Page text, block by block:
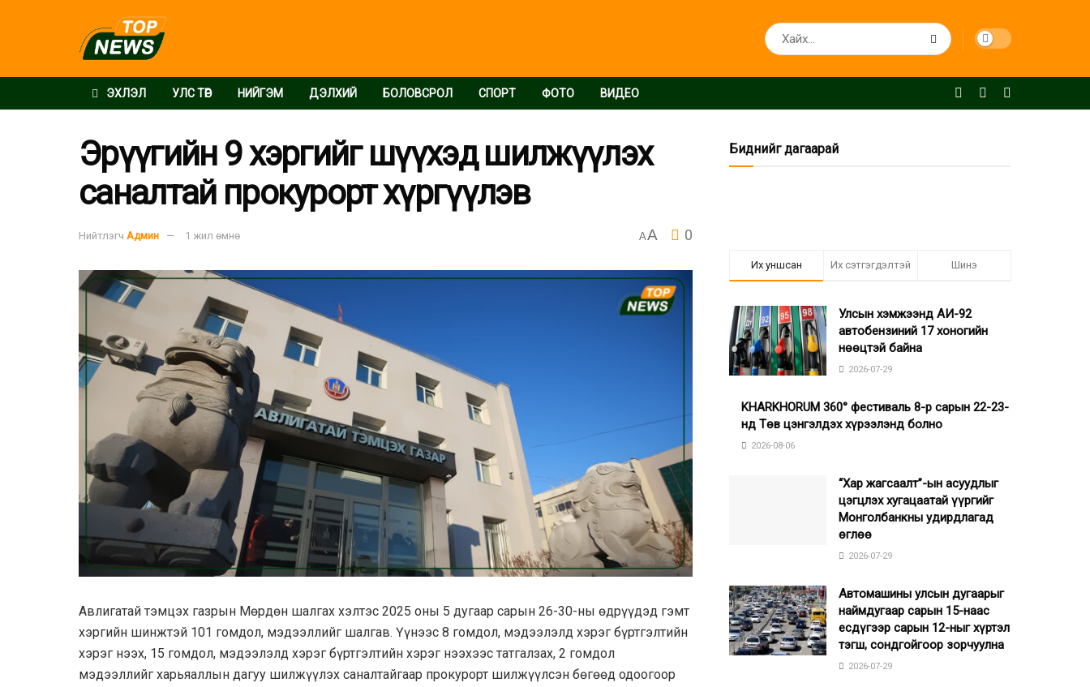
ЭХЛЭЛ УЛС ТӨР НИЙГЭМ ДЭЛХИЙ БОЛОВСРОЛ СПОРТ ФОТО ВИДЕО
Эрүүгийн 9 хэргийг шүүхэд шилжүүлэх
саналтай прокурорт хүргүүлэв
Нийтлэгч Админ 1 жил өмнө AA 0
Авлигатай тэмцэх газрын Мөрдөн шалгах хэлтэс 2025 оны 5 дугаар сарын 26-30-ны өдрүүдэд гэмт
хэргийн шинжтэй 101 гомдол, мэдээллийг шалгав. Үүнээс 8 гомдол, мэдээлэлд хэрэг бүртгэлтийн
хэрэг нээх, 15 гомдол, мэдээлэлд хэрэг бүртгэлтийн хэрэг нээхээс татгалзах, 2 гомдол
мэдээллийг харьяаллын дагуу шилжүүлэх саналтайгаар прокурорт шилжүүлсэн бөгөөд одоогоор
Биднийг дагаарай
Их уншсан Их сэтгэгдэлтэй Шинэ
Улсын хэмжээнд АИ-92
автобензиний 17 хоногийн
нөөцтэй байна
2026-07-29
KHARKHORUM 360° фестиваль 8-р сарын 22-23-
нд Төв цэнгэлдэх хүрээлэнд болно
2026-08-06
“Хар жагсаалт”-ын асуудлыг
цэгцлэх хугацаатай үүргийг
Монголбанкны удирдлагад
өглөө
2026-07-29
Автомашины улсын дугаарыг
наймдугаар сарын 15-наас
есдүгээр сарын 12-ныг хүртэл
тэгш, сондгойгоор зорчуулна
2026-07-29